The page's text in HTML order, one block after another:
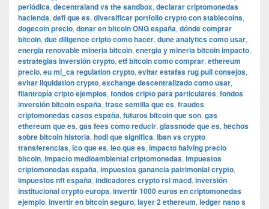
periódica, decentraland vs the sandbox, declarar criptomonedas
hacienda, defi que es, diversificar portfolio crypto con stablecoins,
dogecoin precio, donar en bitcoin ONG españa, dónde comprar
bitcoin, due diligence cripto como hacer, dune analytics como usar,
energia renovable mineria bitcoin, energia y mineria bitcoin impacto,
estrategias inversión crypto, etf bitcoin como comprar, ethereum
precio, eu mi_ca regulation crypto, evitar estafas rug pull consejos,
evitar liquidation crypto, exchange descentralizado como usar,
filantropía cripto ejemplos, fondos cripto para particulares, fondos
inversión bitcoin españa, frase semilla que es, fraudes
criptomonedas casos españa, futuros bitcoin que son, gas
ethereum que es, gas fees como reducir, glassnode que es, hechos
sobre bitcoin historia, hodl que significa, iban vs crypto
transferencias, ico que es, ieo que es, impacto halving precio
bitcoin, impacto medioambiental criptomonedas, impuestos
criptomonedas españa, impuestos ganancia patrimonial crypto,
impuestos nft españa, indicadores crypto rsi macd, inversión
institucional crypto europa, invertir 1000 euros en criptomonedas
ejemplo, invertir en bitcoin seguro, layer 2 ethereum, ledger nano s